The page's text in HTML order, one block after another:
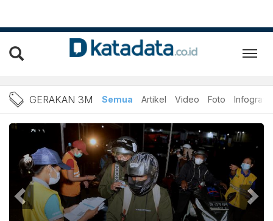
Berita Gerakan 3M
GERAKAN 3M Semua Artikel Video Foto Infografik